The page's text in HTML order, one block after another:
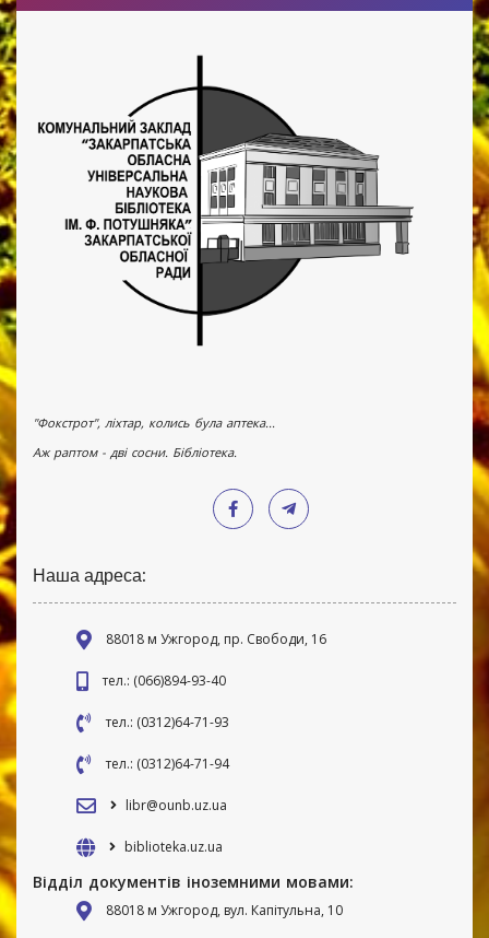
"Фокстрот", ліхтар, колись була аптека...
Аж раптом - дві сосни. Бібліотека.
Наша адреса:
88018 м Ужгород, пр. Свободи, 16
тел.: (066)894-93-40
тел.: (0312)64-71-93
тел.: (0312)64-71-94
libr@ounb.uz.ua
biblioteka.uz.ua
Відділ документів іноземними мовами:
88018 м Ужгород, вул. Капітульна, 10